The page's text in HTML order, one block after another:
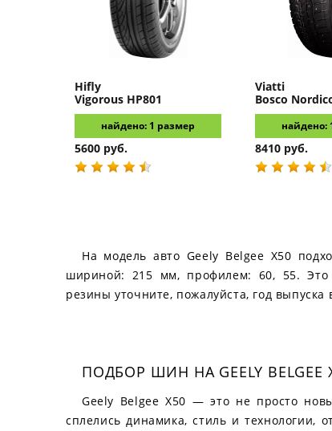
Hifly
Vigorous HP801
найдено: 1 размер
5600 руб.
Viatti
Bosco
найдено:
8410 руб.
На модель авто Geely Belgee X50
шириной: 215 мм, профилем: 60, 55. Это
резины уточните, пожалуйста, год выпуска
ПОДБОР ШИН НА GEELY
Geely Belgee X50 — это не просто
сплелись динамика, стиль и технологии,